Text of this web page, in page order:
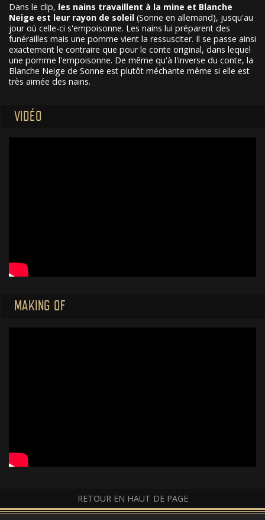
Dans le clip, les nains travaillent à la mine et Blanche
Neige est leur rayon de soleil (Sonne en allemand), jusqu'au
jour où celle-ci s'empoisonne. Les nains lui préparent des
funérailles mais une pomme vient la ressusciter. Il se passe ainsi
exactement le contraire que pour le conte original, dans lequel
une pomme l'empoisonne. De même qu'à l'inverse du conte, la
Blanche Neige de Sonne est plutôt méchante même si elle est
très aimée des nains.
VIDÉO
MAKING OF
RETOUR EN HAUT DE PAGE